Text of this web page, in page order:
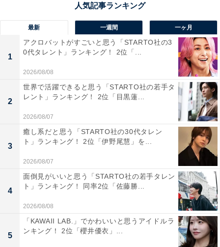
の旅館」というコンセプトのもと、統一された景観が魅
力です。温泉街には、ミシュラン・グリーンガイド・ジ
ャポンで二つ星を獲得した「入湯手形」で、複数の露天
風呂を巡ることができます。熊本名物の馬刺しやあか牛
回答者からは「新鮮な馬肉を堪能できる店など特産品を
扱う店が多いから」（50代男性／東京都）、「阿蘇の野
菜や赤牛を使った料理が豊富で、宿ごとにこだわりの食
事が楽しめる。静かな山里で味わう郷土料理は格別だか
ら」（50代女性／兵庫県）、「黒川温泉の宿はそれぞれ
違いがあり、グルメの提供も個性があるから」（50代男
性／佐賀県）といった声が集まりました。
※回答者からのコメントは原文ママです
最新 一週間 一ヶ月
1
アクロバットがすごいと思う「STARTO社の3
0代タレント」ランキング！ 2位「...
2026/08/08
2
世界で活躍できると思う「STARTO社の若手タ
レント」ランキング！ 2位「目黒蓮...
2026/08/07
3
癒し系だと思う「STARTO社の30代タレン
ト」ランキング！ 2位「伊野尾慧」を...
2026/08/07
4
面倒見がいいと思う「STARTO社の若手タレン
ト」ランキング！ 同率2位「佐藤勝...
2026/08/08
5
「KAWAII LAB.」でかわいいと思うアイドルラ
ンキング！ 2位「櫻井優衣」...